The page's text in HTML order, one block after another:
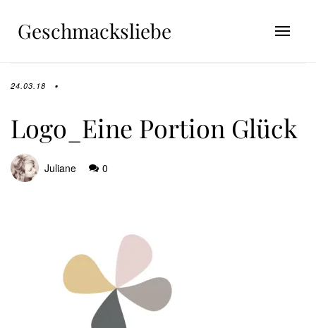
Geschmacksliebe
24.03.18
Logo_Eine Portion Glück
Juliane 0